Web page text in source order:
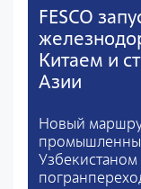
FESCO
Китаем и
Азии
Новый